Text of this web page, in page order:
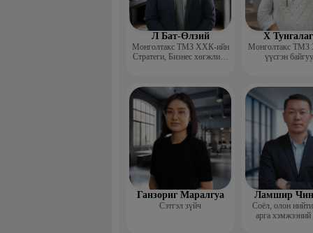
Л Бат-Өлзий
Монголтакс ТМЗ ХХК-ийн
Стратеги, Бизнес хөгжлийн
Х
Монголтакс
үүсгэн
Ганзориг Маралгуа
Сэтгэл зүйч
Ламшир
Соёл, олон
арга хэмжээний